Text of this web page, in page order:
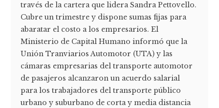
través de la cartera que lidera Sandra Pettovello.
Cubre un trimestre y dispone sumas fijas para
abaratar el costo a los empresarios. El
Ministerio de Capital Humano informó que la
Unión Tranviarios Automotor (UTA) y las
cámaras empresarias del transporte automotor
de pasajeros alcanzaron un acuerdo salarial
para los trabajadores del transporte público
urbano y suburbano de corta y media distancia